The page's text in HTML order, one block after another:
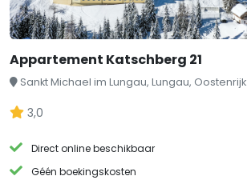
Appartement Katschberg 21
Sankt Michael im Lungau, Lungau, Oostenrijk
3,0
Direct online beschikbaar
Géén boekingskosten